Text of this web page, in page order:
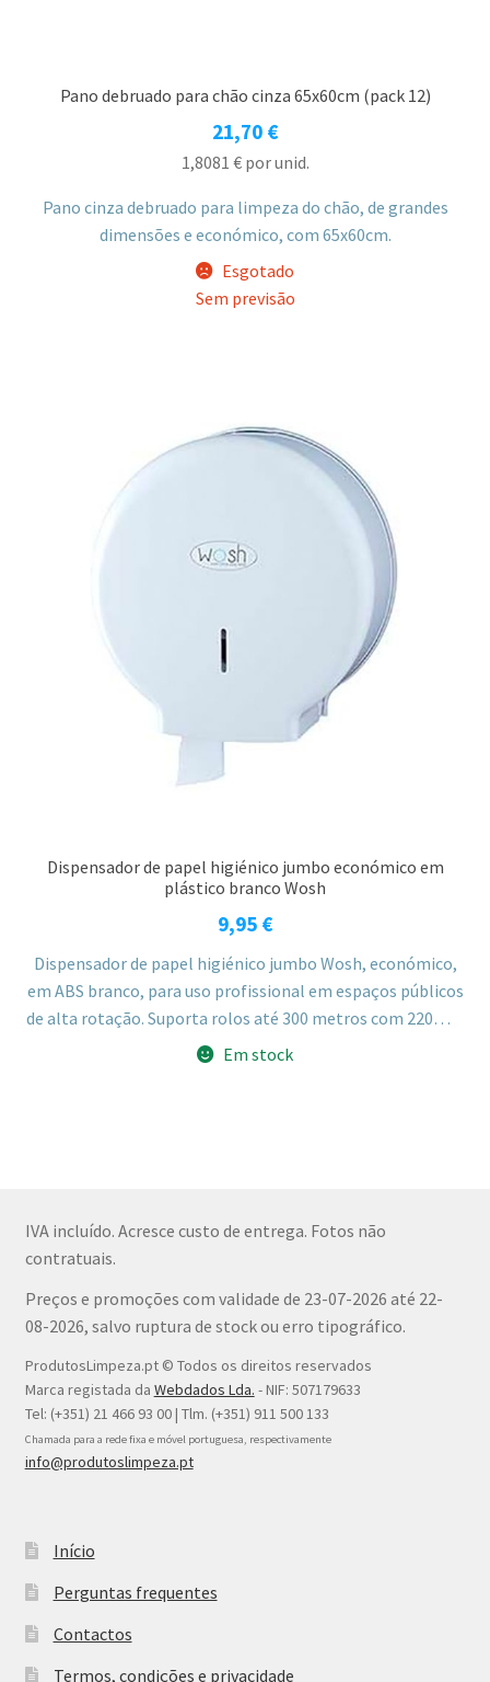
Pano debruado para chão cinza 65x60cm (pack 12)
21,70 €
1,8081 €por unid.
Pano cinza debruado para limpeza do chão, de grandes
dimensões e económico, com 65x60cm.
Esgotado
Sem previsão
Dispensador de papel higiénico jumbo económico em
plástico branco Wosh
9,95 €
Dispensador de papel higiénico jumbo Wosh, económico,
em ABS branco, para uso profissional em espaços públicos
de alta rotação. Suporta rolos até 300 metros com 220mm
de diâmetro máximo.
Em stock
IVA incluído. Acresce custo de entrega. Fotos não
contratuais.
Preços e promoções com validade de 23-07-2026 até 22-
08-2026, salvo ruptura de stock ou erro tipográfico.
ProdutosLimpeza.pt © Todos os direitos reservados
Marca registada da Webdados Lda. - NIF: 507179633
Tel: (+351) 21 466 93 00 | Tlm. (+351) 911 500 133
Chamada para a rede fixa e móvel portuguesa, respectivamente
info@produtoslimpeza.pt
Início
Perguntas frequentes
Contactos
Termos, condições e privacidade